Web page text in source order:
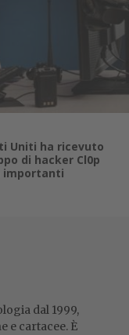
Uniti ha ricevuto
di hacker Cl0p
importanti
dal 1999,
e cartacee. È